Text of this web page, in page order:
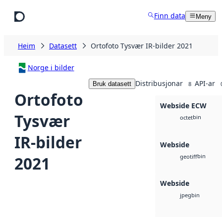
Finn data Meny
Heim Datasett Ortofoto Tysvær IR-bilder 2021
Norge i bilder
Ortofoto
Tysvær
IR-bilder
2021
Bruk datasett Distribusjonar 8 API-ar
Webside ECW
octetbin
Webside
geotiffbin
Webside
jpegbin